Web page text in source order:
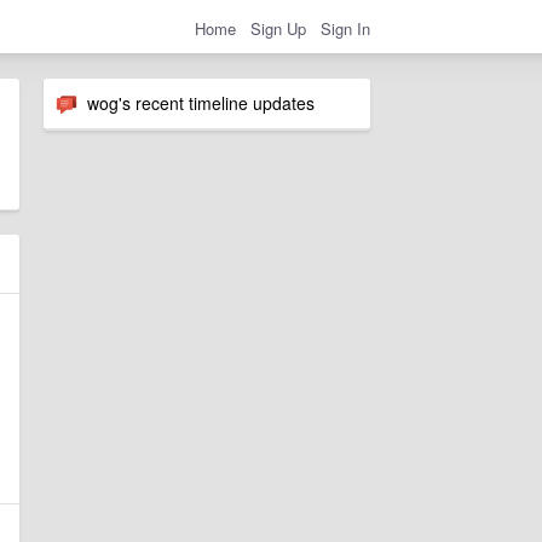
Home Sign Up Sign In
wog's recent timeline updates